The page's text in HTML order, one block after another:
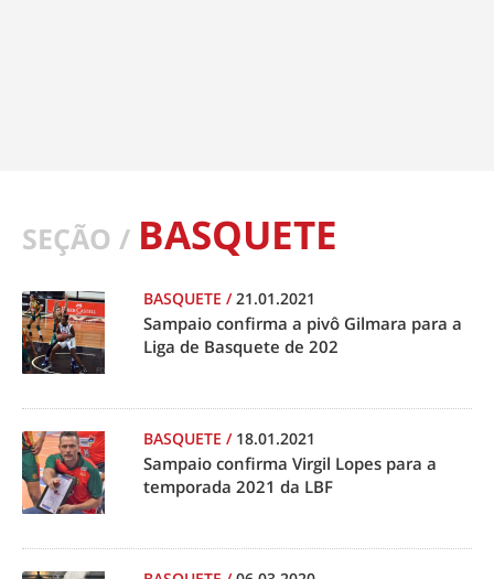
SEÇÃO / BASQUETE
BASQUETE /21.01.2021
Sampaio confirma a pivô Gilmara para a
Liga de Basquete de 202
BASQUETE / 18.01.2021
Sampaio confirma Virgil Lopes para a
temporada 2021 da LBF